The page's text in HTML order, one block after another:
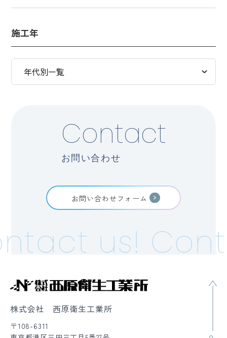
施工年
Contact
お問い合わせ
お問い合わせフォーム
us!
株式会社 西原衛生工業所
〒108-6311